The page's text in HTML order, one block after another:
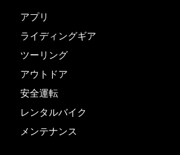
アプリ
ライディングギア
ツーリング
アウトドア
安全運転
レンタルバイク
メンテナンス